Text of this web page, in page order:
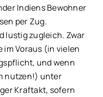
Indiens Bewohner
per Zug.
lustig zugleich. Zwar
im Voraus (in vielen
und wenn
nutzen!) unter
Kraftakt, sofern